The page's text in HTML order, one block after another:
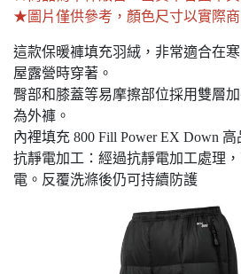
★圖片僅供參考，顏色尺寸以實際商
這款保暖褲填充羽絨，非常適合在
屋露營時穿著。
臀部和膝蓋等易摩擦部位採用雙層
為外褲。
內裡填充 800 Fill Power EX Down
抗靜電加工：經過抗靜電加工處理
電。反覆洗滌後仍可持續防護